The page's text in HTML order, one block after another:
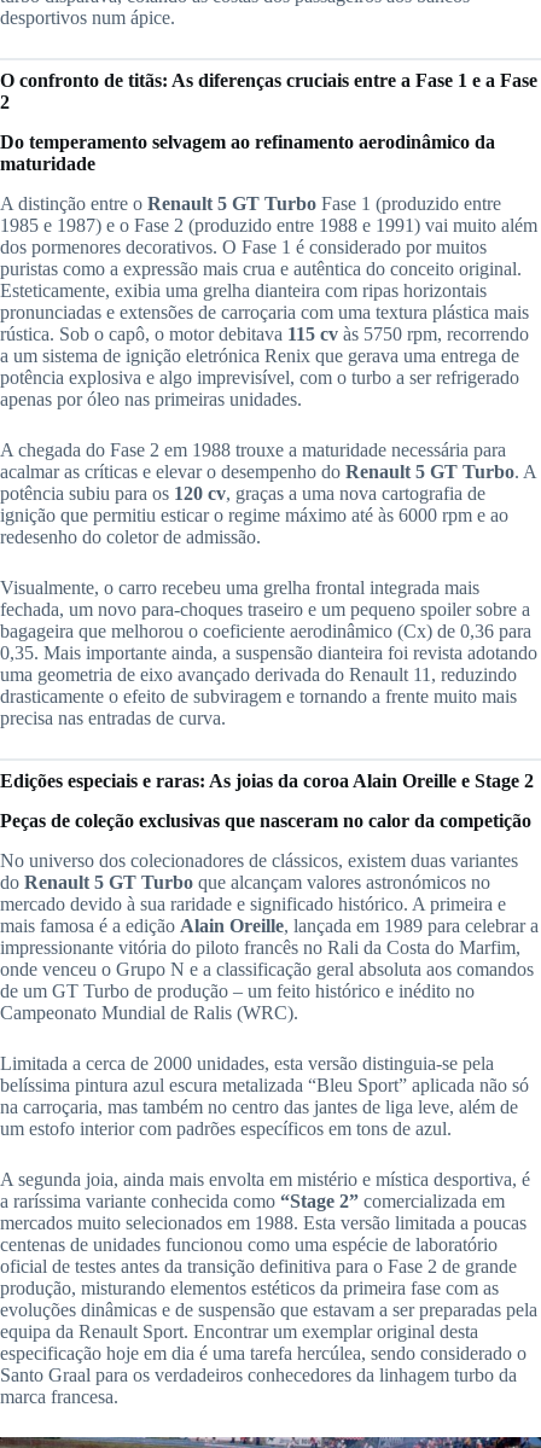
desportivos num ápice.
O confronto de titãs: As diferenças cruciais entre a Fase 1 e a Fase
2
Do temperamento selvagem ao refinamento aerodinâmico da
maturidade
A distinção entre o Renault 5 GT Turbo Fase 1 (produzido entre
1985 e 1987) e o Fase 2 (produzido entre 1988 e 1991) vai muito além
dos pormenores decorativos. O Fase 1 é considerado por muitos
puristas como a expressão mais crua e autêntica do conceito original.
Esteticamente, exibia uma grelha dianteira com ripas horizontais
pronunciadas e extensões de carroçaria com uma textura plástica mais
rústica. Sob o capô, o motor debitava 115 cv às 5750 rpm, recorrendo
a um sistema de ignição eletrónica Renix que gerava uma entrega de
potência explosiva e algo imprevisível, com o turbo a ser refrigerado
apenas por óleo nas primeiras unidades.
A chegada do Fase 2 em 1988 trouxe a maturidade necessária para
acalmar as críticas e elevar o desempenho do Renault 5 GT Turbo. A
potência subiu para os 120 cv, graças a uma nova cartografia de
ignição que permitiu esticar o regime máximo até às 6000 rpm e ao
redesenho do coletor de admissão.
Visualmente, o carro recebeu uma grelha frontal integrada mais
fechada, um novo para-choques traseiro e um pequeno spoiler sobre a
bagageira que melhorou o coeficiente aerodinâmico (Cx) de 0,36 para
0,35. Mais importante ainda, a suspensão dianteira foi revista adotando
uma geometria de eixo avançado derivada do Renault 11, reduzindo
drasticamente o efeito de subviragem e tornando a frente muito mais
precisa nas entradas de curva.
Edições especiais e raras: As joias da coroa Alain Oreille e Stage 2
Peças de coleção exclusivas que nasceram no calor da competição
No universo dos colecionadores de clássicos, existem duas variantes
do Renault 5 GT Turbo que alcançam valores astronómicos no
mercado devido à sua raridade e significado histórico. A primeira e
mais famosa é a edição Alain Oreille, lançada em 1989 para celebrar a
impressionante vitória do piloto francês no Rali da Costa do Marfim,
onde venceu o Grupo N e a classificação geral absoluta aos comandos
de um GT Turbo de produção – um feito histórico e inédito no
Campeonato Mundial de Ralis (WRC).
Limitada a cerca de 2000 unidades, esta versão distinguia-se pela
belíssima pintura azul escura metalizada “Bleu Sport” aplicada não só
na carroçaria, mas também no centro das jantes de liga leve, além de
um estofo interior com padrões específicos em tons de azul.
A segunda joia, ainda mais envolta em mistério e mística desportiva, é
a raríssima variante conhecida como “Stage 2” comercializada em
mercados muito selecionados em 1988. Esta versão limitada a poucas
centenas de unidades funcionou como uma espécie de laboratório
oficial de testes antes da transição definitiva para o Fase 2 de grande
produção, misturando elementos estéticos da primeira fase com as
evoluções dinâmicas e de suspensão que estavam a ser preparadas pela
equipa da Renault Sport. Encontrar um exemplar original desta
especificação hoje em dia é uma tarefa hercúlea, sendo considerado o
Santo Graal para os verdadeiros conhecedores da linhagem turbo da
marca francesa.